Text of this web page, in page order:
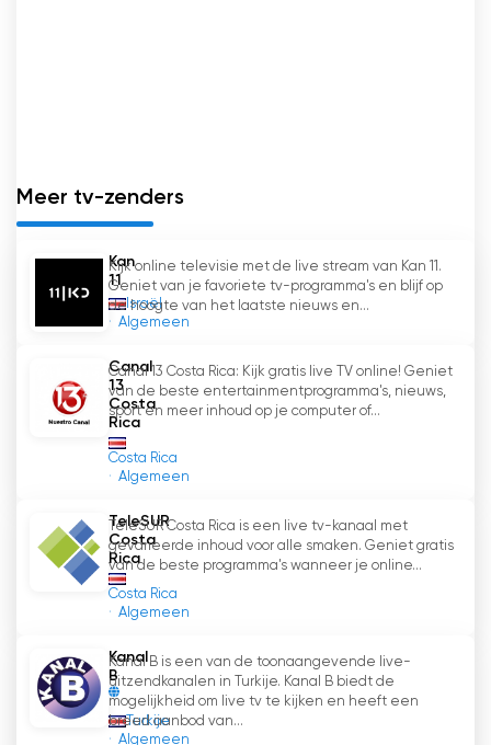
Meer tv-zenders
Kan
11
Israël
Algemeen
Kijk online televisie met de live stream van Kan 11.
Geniet van je favoriete tv-programma's en blijf op
de hoogte van het laatste nieuws en...
Canal
13
Costa
Rica
Costa Rica
Algemeen
Canal 13 Costa Rica: Kijk gratis live TV online! Geniet
van de beste entertainmentprogramma's, nieuws,
sport en meer inhoud op je computer of...
TeleSUR
Costa
Rica
Costa Rica
Algemeen
TeleSUR Costa Rica is een live tv-kanaal met
gevarieerde inhoud voor alle smaken. Geniet gratis
van de beste programma's wanneer je online...
Kanal
B
Turkije
Algemeen
Kanal B is een van de toonaangevende live-
uitzendkanalen in Turkije. Kanal B biedt de
mogelijkheid om live tv te kijken en heeft een
breed aanbod van...